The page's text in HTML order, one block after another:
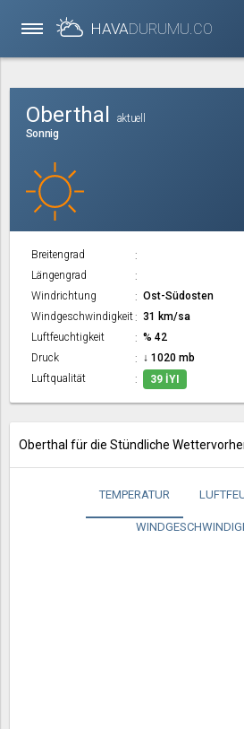
HAVADURUMU.CO
Oberthal
aktuell
Sonnig
Breitengrad
Längengrad
Windrichtung
Ost-Südosten
Windgeschwindigkeit
31 km/sa
Luftfeuchtigkeit
% 42
Druck
↓ 1020 mb
Luftqualität
39 İYI
Oberthal für die Stündliche
TEMPERATUR